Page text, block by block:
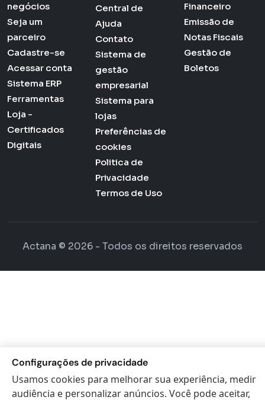
negócios
Seja um
parceiro
Cadastre-se
Acessar conta
Sistema ERP
Ferramentas
Loja -
Certificados
Digitais
Central de
Ajuda
Contato
Sistema de
gestão
empresarial
Sistema para
lojas
Preferências de
cookies
Politica de
Privacidade
Termos de Uso
Financeiro
Emissão de
Notas Fiscais
Gestão de
Boletos
Actana © 2026 - Todos os direitos reservados
Configurações de privacidade
Usamos cookies para melhorar sua experiência, medir
audiência e personalizar anúncios. Você pode aceitar,